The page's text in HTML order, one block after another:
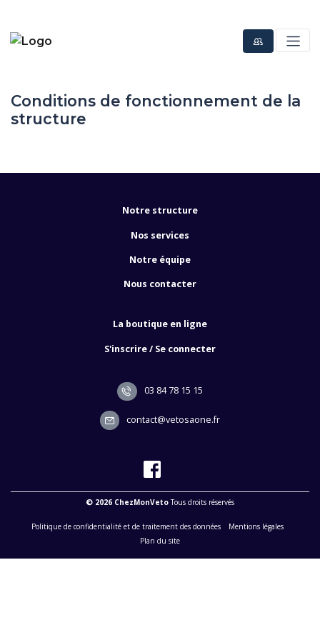
Conditions de fonctionnement de la
structure
Notre structure
Nos services
Notre équipe
Nous contacter
La boutique en ligne
S'inscrire / Se connecter
03 84 78 15 15
contact@vetosaone.fr
© 2026 ChezMonVetoTous droits réservés
Politique de confidentialité et de traitement des données
Mentions légales
Plan du site